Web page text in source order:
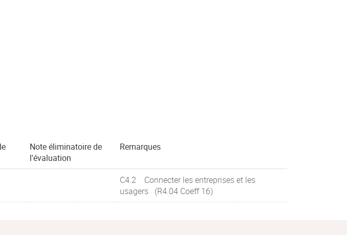
Note éliminatoire de
l'évaluation
Remarques
C4.2 Connecter les entreprises et les
usagers (R4.04 Coeff 16)